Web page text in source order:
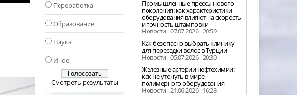
Переработка
Образование
Наука
Иное
Смотреть результаты
Промышленные прессы нового
поколения: как характеристики
оборудования влияют на скорость
и точность штамповки
Новости - 07.07.2026 - 20:59
Как безопасно выбрать клинику
для пересадки волос в Турции
Новости - 05.07.2026 - 20:30
Железные артерии нефтехимии:
как не утонуть в мире
полимерного оборудования
Новости - 21.06.2026 - 16:28